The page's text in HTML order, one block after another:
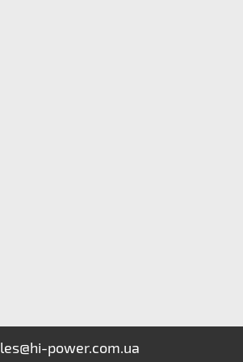
power.com.ua